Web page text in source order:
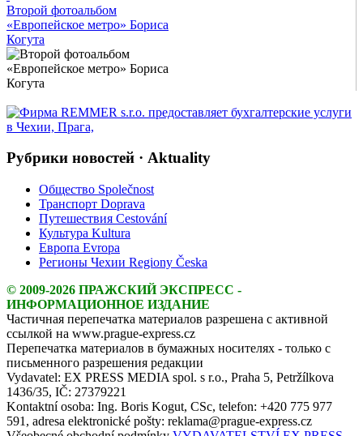
Intro Items
Link Items
Show Image
Hide
Второй фотоальбом
«Европейское метро» Бориса
Когута
Рубрики новостей · Aktuality
Общество Společnost
Транспорт Doprava
Путешествия Cestování
Культура Kultura
Европа Evropa
Регионы Чехии Regiony Česka
© 2009-2026 ПРАЖСКИЙ ЭКСПРЕСС -
ИНФОРМАЦИОННОЕ ИЗДАНИЕ
Частичная перепечатка материалов разрешена с активной
ссылкой на www.prague-express.cz
Перепечатка материалов в бумажных носителях - только с
письменного разрешения редакции
Vydavatel: EX PRESS MEDIA spol. s r.o., Praha 5, Petržílkova
1436/35, IČ: 27379221
Kontaktní osoba: Ing. Boris Kogut, CSc, telefon: +420 775 977
591, adresa elektronické pošty: reklama@prague-express.cz